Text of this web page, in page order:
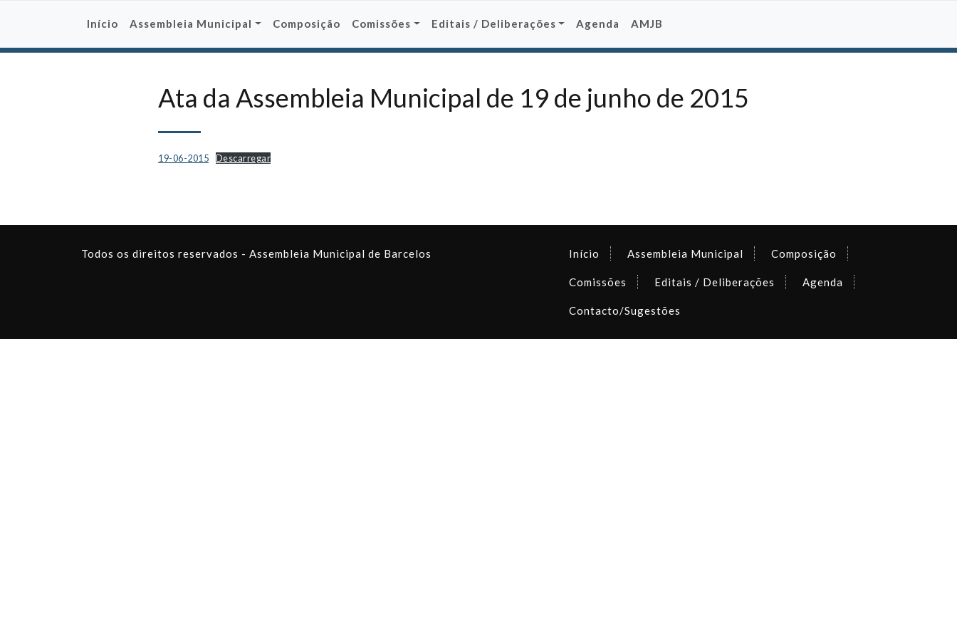
Início Assembleia Municipal Composição Comissões Editais / Deliberações Agenda AMJB
Ata da Assembleia Municipal de 19 de junho de 2015
19-06-2015 Descarregar
Todos os direitos reservados - Assembleia Municipal de Barcelos Início Assembleia Municipal Composição
Comissões Editais / Deliberações Agenda
Contacto/Sugestões